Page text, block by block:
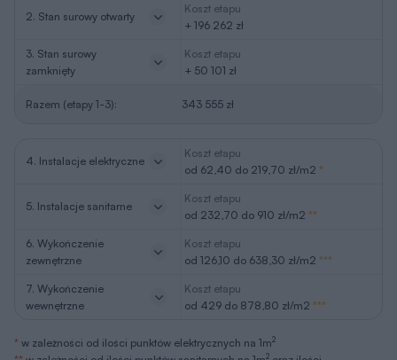
2. Stan surowy otwarty
Koszt etapu
+ 196 262 zł
3. Stan surowy
zamknięty
Koszt etapu
+ 50 101 zł
Razem (etapy 1-3): 343 555 zł
4. Instalacje elektryczne
Koszt etapu
od 62,40 do 219,70 zł/m2 *
5. Instalacje sanitarne
Koszt etapu
od 232,70 do 910 zł/m2 **
6. Wykończenie
zewnętrzne
Koszt etapu
od 126,10 do 638,30 zł/m2 ***
7. Wykończenie
wewnętrzne
Koszt etapu
od 429 do 878,80 zł/m2 ***
* w zależności od ilości punktów elektrycznych na 1m2
2